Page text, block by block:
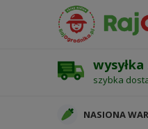
wysyłka
szybka
NASIONA